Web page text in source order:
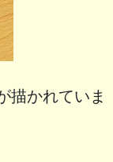
描かれていま